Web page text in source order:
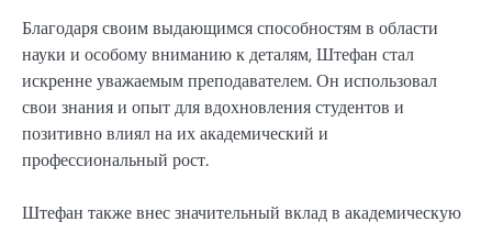
Благодаря своим выдающимся способностям в области
науки и особому вниманию к деталям, Штефан стал
искренне уважаемым преподавателем. Он использовал
свои знания и опыт для вдохновления студентов и
позитивно влиял на их академический и
профессиональный рост.
Штефан также внес значительный вклад в академическую